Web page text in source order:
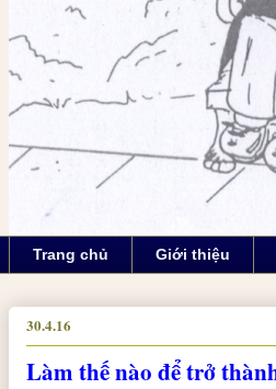
Trang chủ Giới thiệu
30.4.16
Làm thế nào để trở